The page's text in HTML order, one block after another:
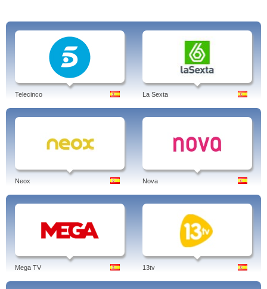
Telecinco La Sexta
Neox Nova
Mega TV 13tv